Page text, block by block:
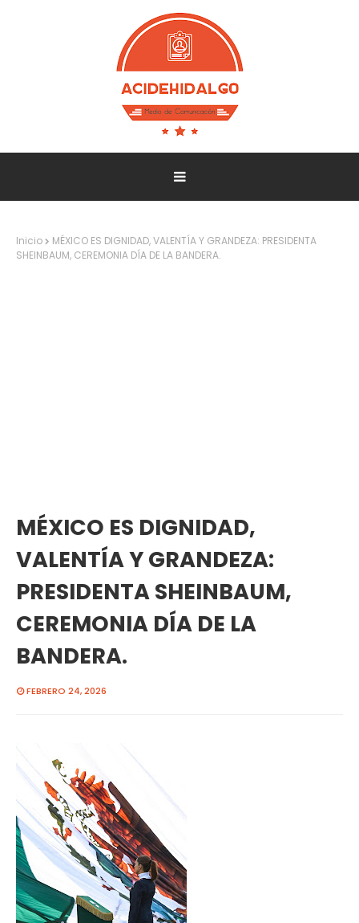
Inicio
MÉXICO ES DIGNIDAD, VALENTÍA Y GRANDEZA: PRESIDENTA
SHEINBAUM, CEREMONIA DÍA DE LA BANDERA.
MÉXICO ES DIGNIDAD,
VALENTÍA Y GRANDEZA:
PRESIDENTA SHEINBAUM,
CEREMONIA DÍA DE LA
BANDERA.
FEBRERO 24, 2026